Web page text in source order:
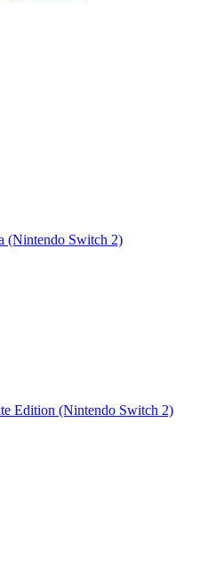
(Nintendo Switch 2)
Edition (Nintendo Switch 2)